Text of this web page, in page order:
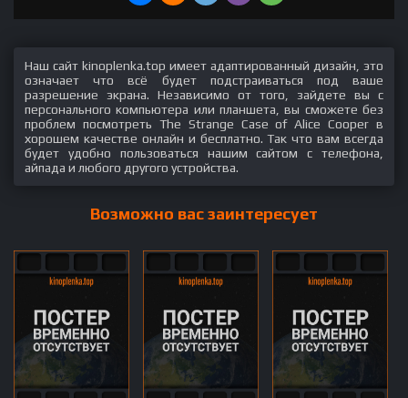
Наш сайт kinoplenka.top имеет адаптированный дизайн, это
означает что всё будет подстраиваться под ваше
разрешение экрана. Независимо от того, зайдете вы с
персонального компьютера или планшета, вы сможете без
проблем посмотреть The Strange Case of Alice Cooper в
хорошем качестве онлайн и бесплатно. Так что вам всегда
будет удобно пользоваться нашим сайтом с телефона,
айпада и любого другого устройства.
Возможно вас заинтересует